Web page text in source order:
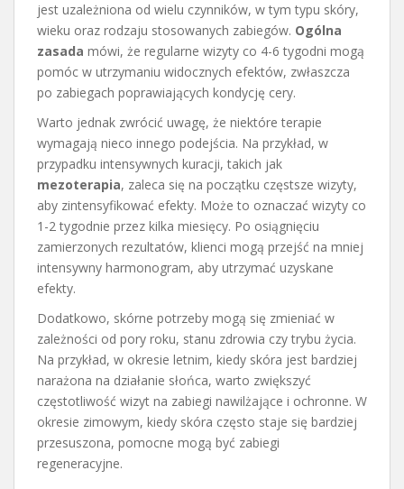
jest uzależniona od wielu czynników, w tym typu skóry,
wieku oraz rodzaju stosowanych zabiegów. Ogólna
zasada mówi, że regularne wizyty co 4-6 tygodni mogą
pomóc w utrzymaniu widocznych efektów, zwłaszcza
po zabiegach poprawiających kondycję cery.
Warto jednak zwrócić uwagę, że niektóre terapie
wymagają nieco innego podejścia. Na przykład, w
przypadku intensywnych kuracji, takich jak
mezoterapia, zaleca się na początku częstsze wizyty,
aby zintensyfikować efekty. Może to oznaczać wizyty co
1-2 tygodnie przez kilka miesięcy. Po osiągnięciu
zamierzonych rezultatów, klienci mogą przejść na mniej
intensywny harmonogram, aby utrzymać uzyskane
efekty.
Dodatkowo, skórne potrzeby mogą się zmieniać w
zależności od pory roku, stanu zdrowia czy trybu życia.
Na przykład, w okresie letnim, kiedy skóra jest bardziej
narażona na działanie słońca, warto zwiększyć
częstotliwość wizyt na zabiegi nawilżające i ochronne. W
okresie zimowym, kiedy skóra często staje się bardziej
przesuszona, pomocne mogą być zabiegi
regeneracyjne.